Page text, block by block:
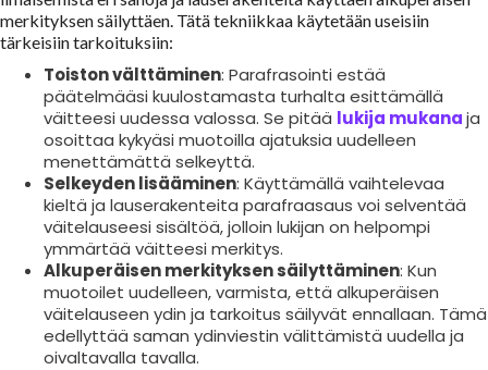
merkityksen säilyttäen. Tätä tekniikkaa käytetään useisiin
tärkeisiin tarkoituksiin:
Toiston välttäminen: Parafrasointi estää
päätelmääsi kuulostamasta turhalta esittämällä
väitteesi uudessa valossa. Se pitää lukija mukanaja
osoittaa kykyäsi muotoilla ajatuksia uudelleen
menettämättä selkeyttä.
Selkeyden lisääminen: Käyttämällä vaihtelevaa
kieltä ja lauserakenteita parafraasaus voi selventää
väitelauseesi sisältöä, jolloin lukijan on helpompi
ymmärtää väitteesi merkitys.
Alkuperäisen merkityksen säilyttäminen: Kun
muotoilet uudelleen, varmista, että alkuperäisen
väitelauseen ydin ja tarkoitus säilyvät ennallaan. Tämä
edellyttää saman ydinviestin välittämistä uudella ja
oivaltavalla tavalla.